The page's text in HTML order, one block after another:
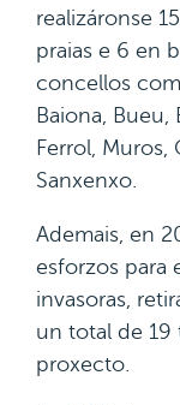
realizáronse
praias e 6 en
concellos
Baiona, Bueu,
Ferrol, Muros,
Sanxenxo.
Ademais, en
esforzos para
invasoras,
un total de 19
proxecto.